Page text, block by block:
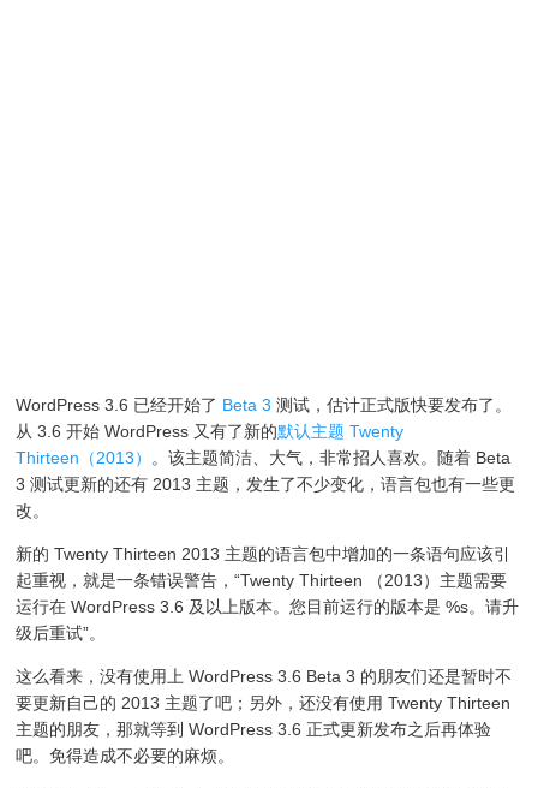
WordPress 3.6 已经开始了 Beta 3 测试，估计正式版快要发布了。
从 3.6 开始 WordPress 又有了新的默认主题 Twenty
Thirteen（2013） 。该主题简洁、大气，非常招人喜欢。随着 Beta
3 测试更新的还有 2013 主题，发生了不少变化，语言包也有一些更
改。
新的 Twenty Thirteen 2013 主题的语言包中增加的一条语句应该引
起重视，就是一条错误警告，“Twenty Thirteen （2013）主题需要
运行在 WordPress 3.6 及以上版本。您目前运行的版本是 %s。请升
级后重试”。
这么看来，没有使用上 WordPress 3.6 Beta 3 的朋友们还是暂时不
要更新自己的 2013 主题了吧；另外，还没有使用 Twenty Thirteen
主题的朋友，那就等到 WordPress 3.6 正式更新发布之后再体验
吧。免得造成不必要的麻烦。